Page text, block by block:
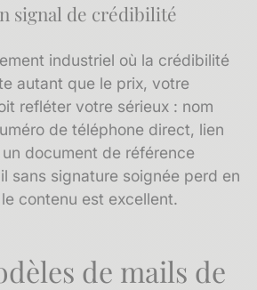
signal de crédibilité
industriel où la crédibilité
autant que le prix, votre
refléter votre sérieux : nom
de téléphone direct, lien
document de référence
sans signature soignée perd en
contenu est excellent.
de mails de